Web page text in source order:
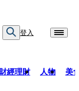
登入
財經理財 人物 美